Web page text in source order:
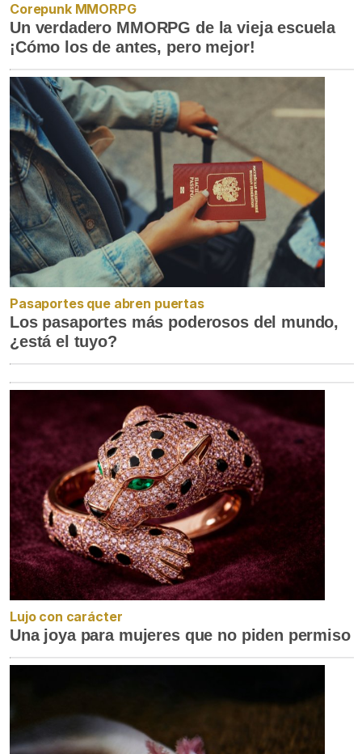
Corepunk MMORPG
Un verdadero MMORPG de la vieja escuela
¡Cómo los de antes, pero mejor!
Pasaportes que abren puertas
Los pasaportes más poderosos del mundo,
¿está el tuyo?
Lujo con carácter
Una joya para mujeres que no piden permiso